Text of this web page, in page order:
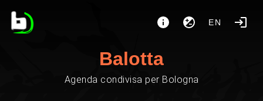
EN
Balotta
Agenda condivisa per Bologna